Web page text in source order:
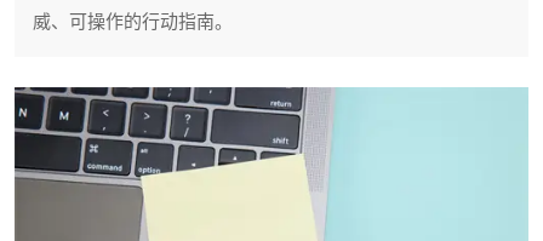
威、可操作的行动指南。